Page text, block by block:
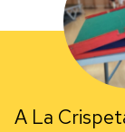
A La